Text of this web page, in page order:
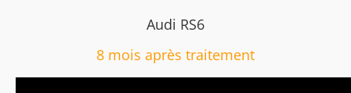
Audi RS6
8 mois après traitement